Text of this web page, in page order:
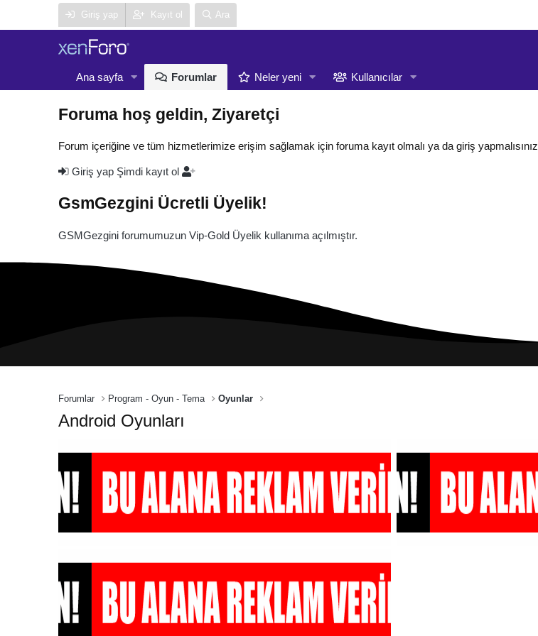
Giriş yap Kayıt ol Ara
Ana sayfa Forumlar Neler yeni Kullanıcılar
Foruma hoş geldin, Ziyaretçi
Forum içeriğine ve tüm hizmetlerimize erişim sağlamak için foruma kayıt olmalı ya da giriş
Giriş yap Şimdi kayıt ol
GsmGezgini Ücretli Üyelik!
GSMGezgini forumumuzun Vip-Gold Üyelik kullanıma açılmıştır.
Forumlar Program - Oyun - Tema Oyunlar
Android Oyunları